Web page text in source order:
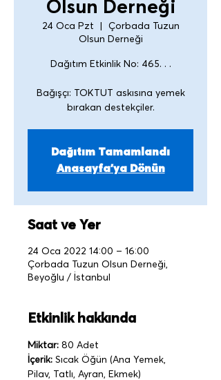
Olsun Derneği
24 Oca Pzt
Çorbada Tuzun
Olsun Derneği
Dağıtım Etkinlik No: 465. . .
Bağışçı: TOKTUT askısına yemek
Dağıtım Tamamlandı
Anasayfa'ya Dönün
Saat ve Yer
24 Oca 2022 14:00 – 16:00
Çorbada Tuzun Olsun Derneği,
Beyoğlu / İstanbul
Etkinlik hakkında
Miktar: 80 Adet
İçerik: Sıcak Öğün (Ana Yemek,
Pilav, Tatlı, Ayran, Ekmek)